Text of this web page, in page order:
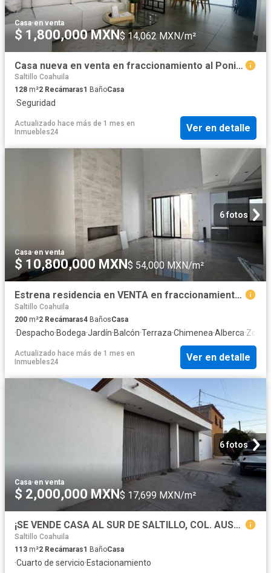
Casa·en venta
$ 1,800,000 MXN$ 14,062 MXN/m²
Casa nueva en venta en fraccionamiento al Poniente de Saltillo
Saltillo Coahuila
128 m²2 Recámaras1 BañoCasa
·Seguridad
Actualizado hace más de 1 mes en
Inmuebles24
Ver en detalle
6 fotos
Casa·en venta
$ 10,800,000 MXN$ 54,000 MXN/m²
Estrena residencia en VENTA en fraccionamiento Torrealta
Saltillo Coahuila
200 m²2 Recámaras4 BañosCasa
·Despacho·Bodega·Jardín·Balcón·Terraza·Chimenea·Alberca·Zona
Actualizado hace más de 1 mes en
Inmuebles24
Ver en detalle
6 fotos
Casa·en venta
$ 2,000,000 MXN$ 17,699 MXN/m²
¡SE VENDE CASA AL SUR DE SALTILLO, COL. AUSTRALIA!
Saltillo Coahuila
113 m²2 Recámaras1 BañoCasa
·Cuarto de servicio·Estacionamiento